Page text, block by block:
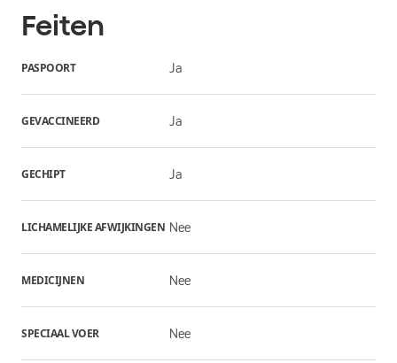
Feiten
PASPOORT Ja
GEVACCINEERD Ja
GECHIPT Ja
LICHAMELIJKE AFWIJKINGEN Nee
MEDICIJNEN Nee
SPECIAAL VOER Nee